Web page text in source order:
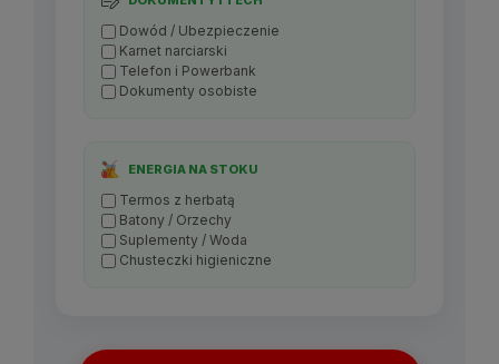
Dowód / Ubezpieczenie
Karnet narciarski
Telefon i Powerbank
Dokumenty osobiste
ENERGIA NA STOKU
Termos z herbatą
Batony / Orzechy
Suplementy / Woda
Chusteczki higieniczne